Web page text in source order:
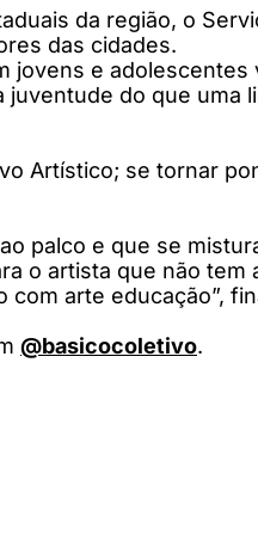
da região, o
das cidades.
jovens e
do que uma
Artístico; se tornar
palco e que se
o artista que não
com arte educação”,
@basicocoletivo.